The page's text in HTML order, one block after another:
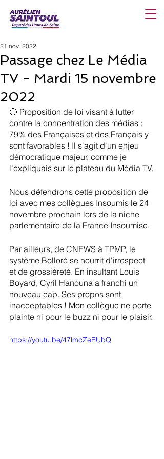
Passage chez Le Média
TV - Mardi 15 novembre
2022
21 nov. 2022
🔴 Proposition de loi visant à lutter
contre la concentration des médias :
79% des Françaises et des Français y
sont favorables ! Il s'agit d'un enjeu
démocratique majeur, comme je
l'expliquais sur le plateau du Média TV.
Nous défendrons cette proposition de
loi avec mes collègues Insoumis le 24
novembre prochain lors de la niche
parlementaire de la France Insoumise.
Par ailleurs, de CNEWS à TPMP, le
système Bolloré se nourrit d'irrespect
et de grossièreté. En insultant Louis
Boyard, Cyril Hanouna a franchi un
nouveau cap. Ses propos sont
inacceptables ! Mon collègue ne porte
plainte ni pour le buzz ni pour le plaisir.
https://youtu.be/47lmcZeEUbQ